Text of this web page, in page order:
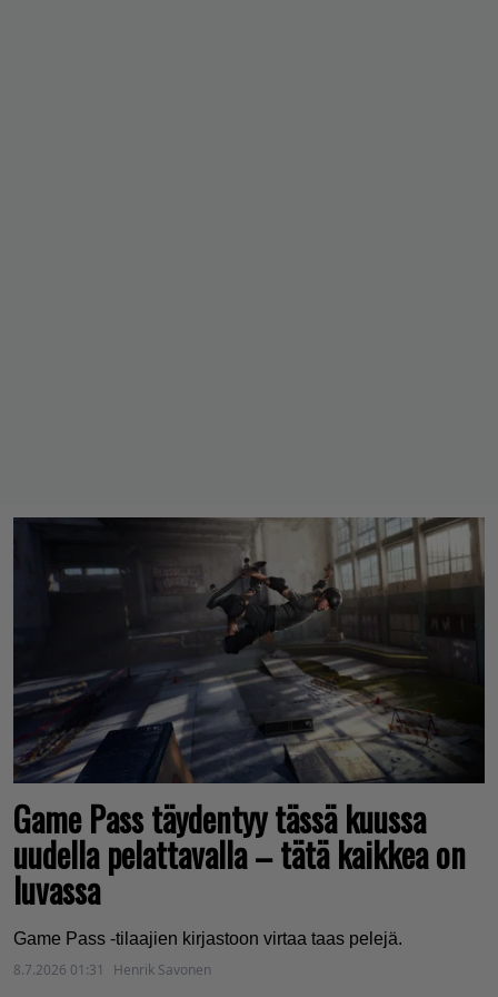
Game Pass täydentyy tässä kuussa
uudella pelattavalla – tätä kaikkea on
luvassa
Game Pass -tilaajien kirjastoon virtaa taas pelejä.
8.7.2026 01:31
Henrik Savonen